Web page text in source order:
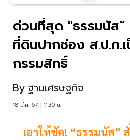
ด่วนที่สุด "ธรรมนัส
ที่ดินปากช่อง ส.ป.ก.
กรรมสิทธิ์
By ฐานเศรษฐกิจ
18 มี.ค. 67 | 11:30 น.
เอาให้ชัด! “ธรรมนัส”